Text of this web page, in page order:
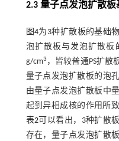
2.3 量子点发泡扩散
图4为3种扩散板的基础
泡扩散板与发泡扩散板
g/cm3 ，皆较普通PS扩散
量子点发泡扩散板的泡
由量子点发泡扩散板中
起到异相成核的作用所致
表2可以看出，3种扩散
存在，量子点发泡扩散